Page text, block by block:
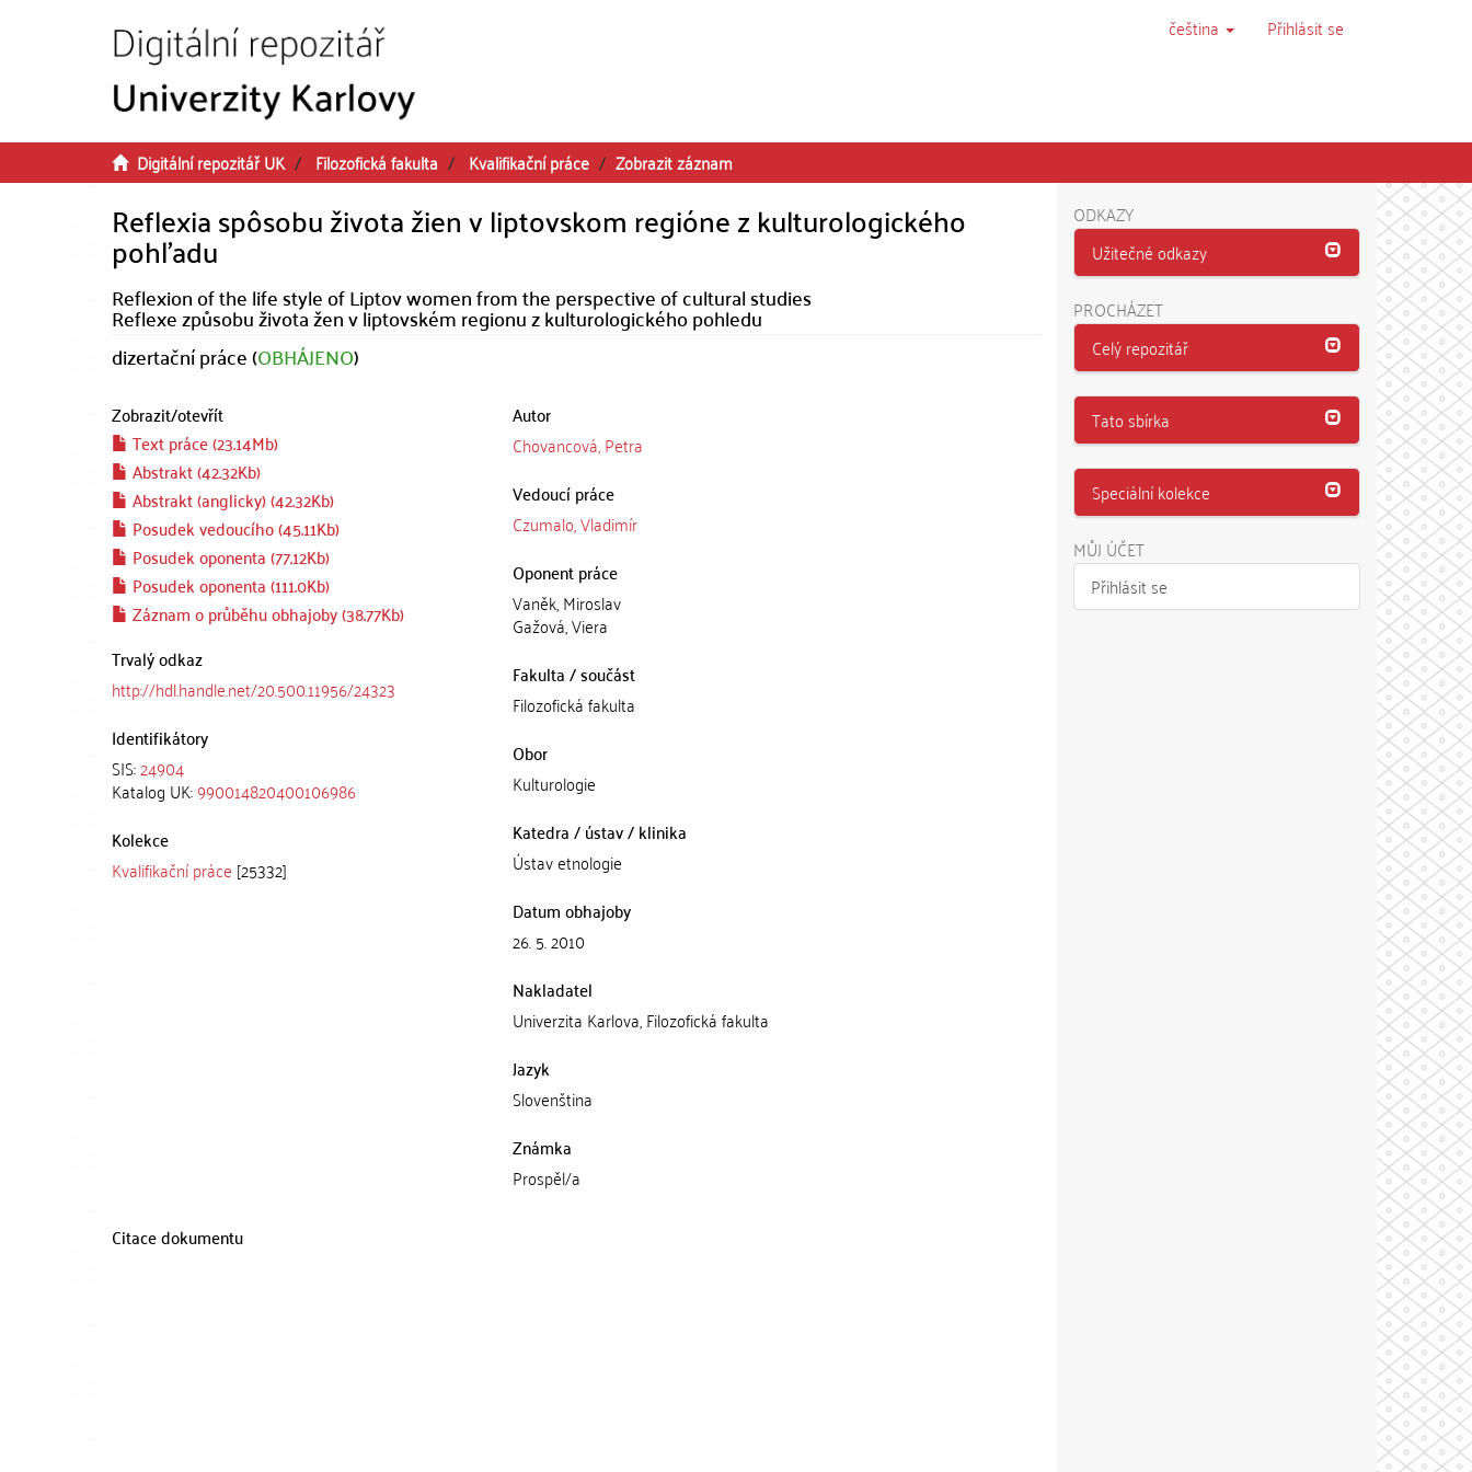
čeština Přihlásit se
Digitální repozitář UK Filozofická fakulta Kvalifikační práce Zobrazit záznam
Reflexia spôsobu života žien v liptovskom regióne z kulturologického
pohľadu
Reflexion of the life style of Liptov women from the perspective of cultural studies
Reflexe způsobu života žen v liptovském regionu z kulturologického pohledu
dizertační práce (OBHÁJENO)
Zobrazit/otevřít
Text práce (23.14Mb)
Abstrakt (42.32Kb)
Abstrakt (anglicky) (42.32Kb)
Posudek vedoucího (45.11Kb)
Posudek oponenta (77.12Kb)
Posudek oponenta (111.0Kb)
Záznam o průběhu obhajoby (38.77Kb)
Trvalý odkaz
http://hdl.handle.net/20.500.11956/24323
Identifikátory
SIS:24904
Katalog UK:990014820400106986
Kolekce
Kvalifikační práce [25332]
Autor
Chovancová, Petra
Vedoucí práce
Czumalo, Vladimír
Oponent práce
Vaněk, Miroslav
Gažová, Viera
Fakulta / součást
Filozofická fakulta
Obor
Kulturologie
Katedra / ústav / klinika
Ústav etnologie
Datum obhajoby
26. 5. 2010
Nakladatel
Univerzita Karlova, Filozofická fakulta
Jazyk
Slovenština
Známka
Prospěl/a
Citace dokumentu
ODKAZY
Užitečné odkazy
PROCHÁZET
Celý repozitář
Tato sbírka
Speciální kolekce
MŮJ ÚČET
Přihlásit se